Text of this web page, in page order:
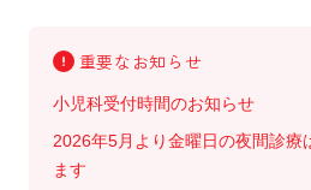
重要なお知らせ
小児科受付時間のお知らせ
2026年5月より金曜日の夜間診療
ます